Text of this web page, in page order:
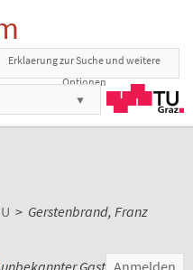
Erklaerung zur Suche und weitere
Optionen
> Gerstenbrand, Franz
unbekannter Gast Anmelden